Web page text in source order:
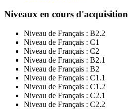
Niveaux en cours d'acquisition
Niveau de Français : B2.2
Niveau de Français : C1
Niveau de Français : C2
Niveau de Français : B2.1
Niveau de Français : B2
Niveau de Français : C1.1
Niveau de Français : C1.2
Niveau de Français : C2.1
Niveau de Français : C2.2